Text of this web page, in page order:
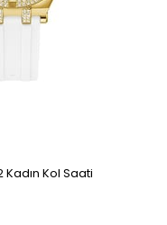
Kadın Kol Saati